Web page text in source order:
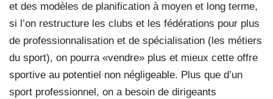
et des modèles de planification à moyen et long terme,
si l’on restructure les clubs et les fédérations pour plus
de professionnalisation et de spécialisation (les métiers
du sport), on pourra «vendre» plus et mieux cette offre
sportive au potentiel non négligeable. Plus que d’un
sport professionnel, on a besoin de dirigeants